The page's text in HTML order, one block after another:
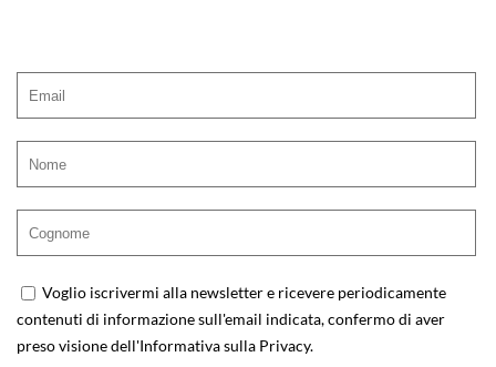
Voglio iscrivermi alla newsletter e ricevere periodicamente
contenuti di informazione sull'email indicata, confermo di aver
preso visione dell'Informativa sulla Privacy.